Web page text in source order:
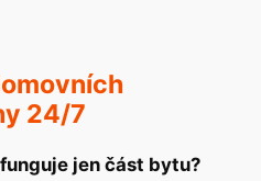
24/7
jen část bytu?